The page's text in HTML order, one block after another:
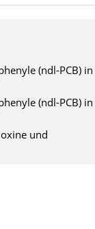
(ndl-PCB) in
(ndl-PCB) in
und